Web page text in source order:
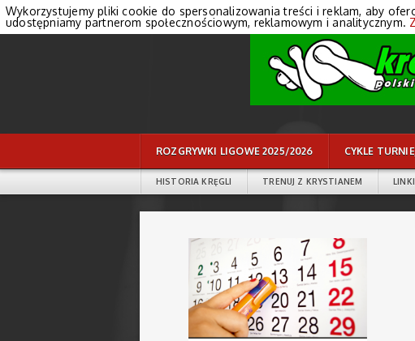
ROZGRYWKI LIGOWE 2025/2026 CYKLE
HISTORIA KRĘGLI TRENUJ Z KRYSTIANEM LINKI
Wykorzystujemy pliki cookie do spersonalizowania treści i reklam, aby
udostępniamy partnerom społecznościowym, reklamowym i analitycznym.